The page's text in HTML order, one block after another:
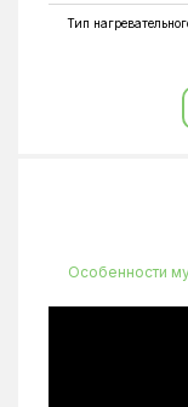
Тип
Особенности